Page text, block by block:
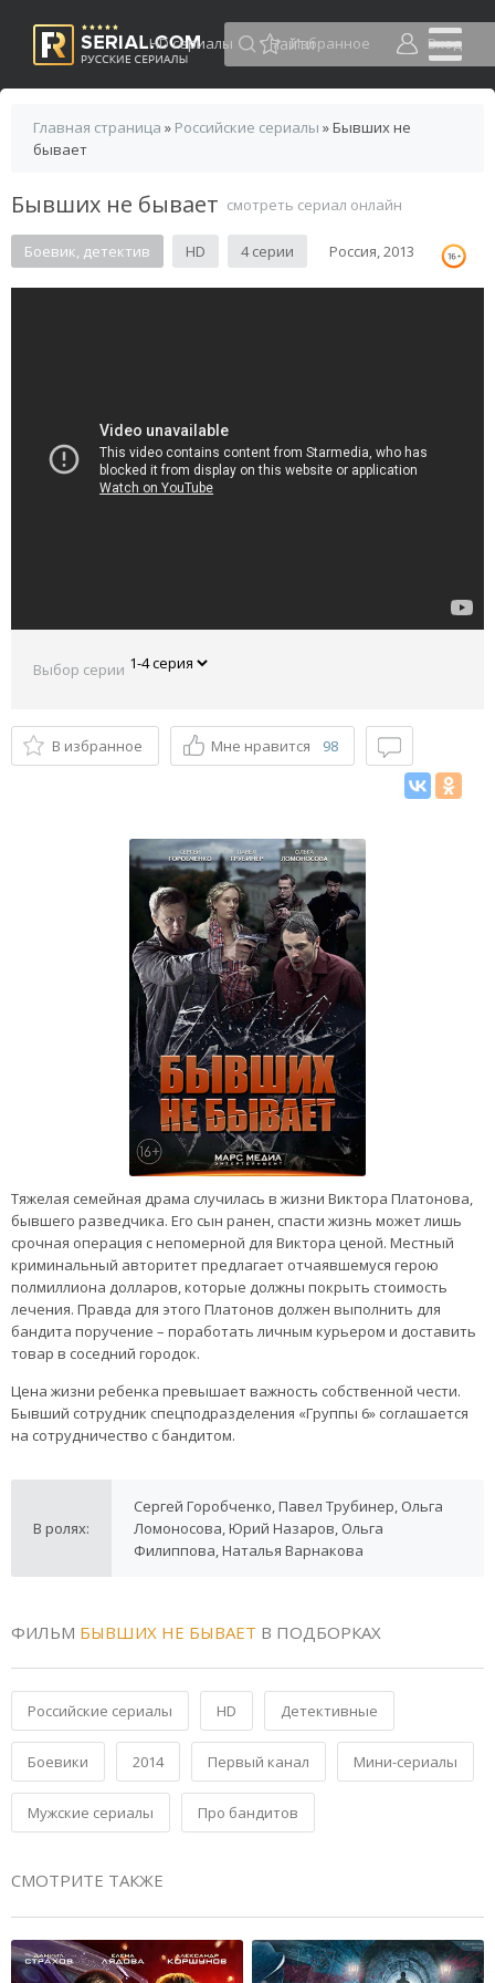
HD сериалы Избранное Вход
Главная страница » Российские сериалы » Бывших не
бывает
Бывших не бывает смотреть сериал онлайн
Боевик, детектив HD 4 серии Россия, 2013
Выбор серии
В избранное Мне нравится 98
Тяжелая семейная драма случилась в жизни Виктора Платонова,
бывшего разведчика. Его сын ранен, спасти жизнь может лишь
срочная операция с непомерной для Виктора ценой. Местный
криминальный авторитет предлагает отчаявшемуся герою
полмиллиона долларов, которые должны покрыть стоимость
лечения. Правда для этого Платонов должен выполнить для
бандита поручение – поработать личным курьером и доставить
товар в соседний городок.
Цена жизни ребенка превышает важность собственной чести.
Бывший сотрудник спецподразделения «Группы 6» соглашается
на сотрудничество с бандитом.
В ролях:
Сергей Горобченко, Павел Трубинер, Ольга
Ломоносова, Юрий Назаров, Ольга
Филиппова, Наталья Варнакова
ФИЛЬМ БЫВШИХ НЕ БЫВАЕТ В ПОДБОРКАХ
Российские сериалы HD Детективные
Боевики 2014 Первый канал Мини-сериалы
Мужские сериалы Про бандитов
СМОТРИТЕ ТАКЖЕ